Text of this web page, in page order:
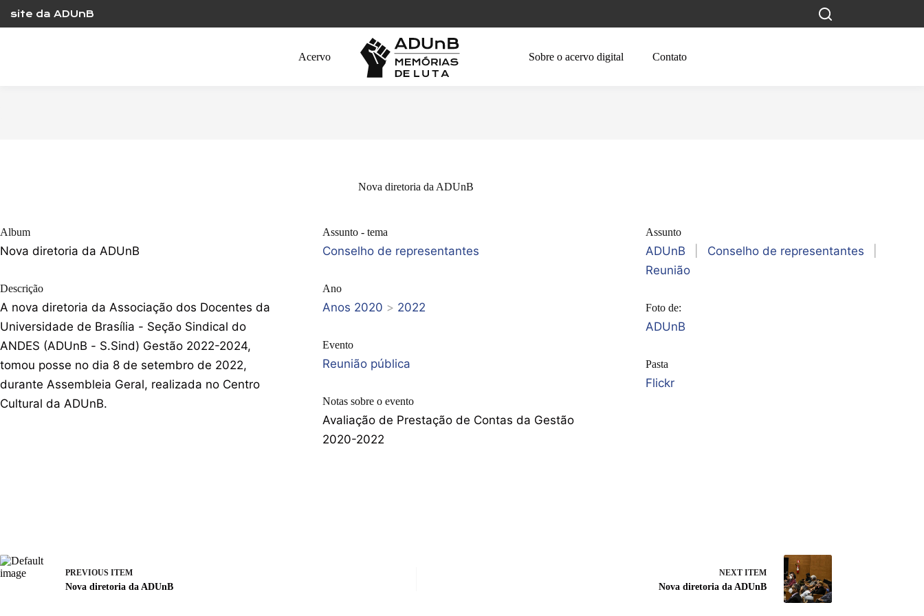
content
site da ADUnB
Acervo Sobre o acervo digital Contato
Nova diretoria da ADUnB
Album
Nova diretoria da ADUnB
Descrição
A nova diretoria da Associação dos Docentes da
Universidade de Brasília - Seção Sindical do
ANDES (ADUnB - S.Sind) Gestão 2022-2024,
tomou posse no dia 8 de setembro de 2022,
durante Assembleia Geral, realizada no Centro
Cultural da ADUnB.
Assunto - tema
Conselho de representantes
Ano
Anos 2020 > 2022
Evento
Reunião pública
Notas sobre o evento
Avaliação de Prestação de Contas da Gestão
2020-2022
Assunto
ADUnB Conselho de representantes
Reunião
Foto de:
ADUnB
Pasta
Flickr
PREVIOUS ITEM
Nova diretoria da ADUnB
NEXT ITEM
Nova diretoria da ADUnB